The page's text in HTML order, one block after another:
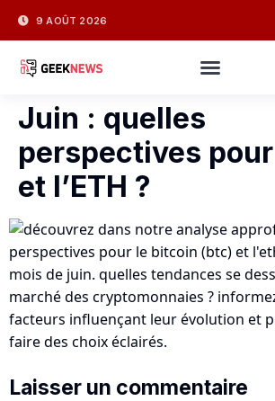
9 AOÛT 2026
Juin : quelles
perspectives pour
et l’ETH ?
Laisser un commentaire